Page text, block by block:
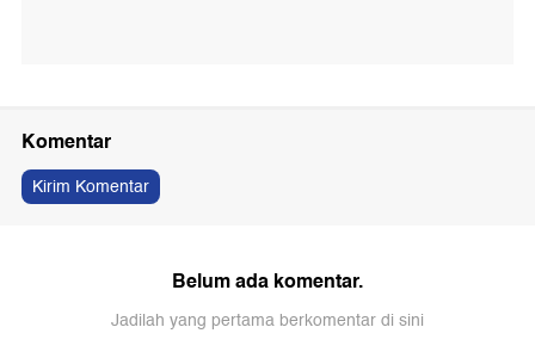
Komentar
Kirim Komentar
Belum ada komentar.
Jadilah yang pertama berkomentar di sini